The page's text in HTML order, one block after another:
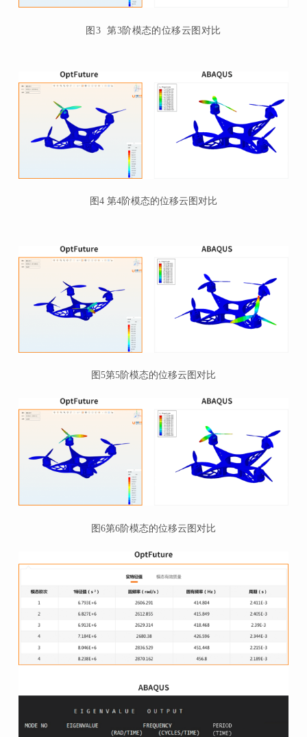
图3 第3阶模态的位移云 图对比
图4 第4阶模态的位移云图对比
图5第5阶模态的位移云图对比
图6第6阶模态的位移云图对比